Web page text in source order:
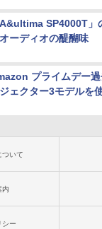
A&ultima SP4000T」
ーディオの醍醐味
プライムデー
ェクター3モデルを
ついて
内
シー